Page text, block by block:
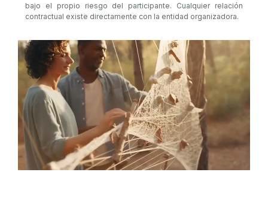
bajo el propio riesgo del participante. Cualquier relación
contractual existe directamente con la entidad organizadora.